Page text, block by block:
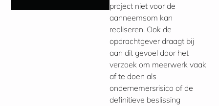
project niet voor de
aanneemsom kan
realiseren. Ook de
opdrachtgever draagt bij
aan dit gevoel door het
verzoek om meerwerk vaak
af te doen als
ondernemersrisico of de
definitieve beslissing